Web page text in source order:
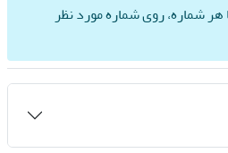
هر شماره، روی شماره مورد نظر